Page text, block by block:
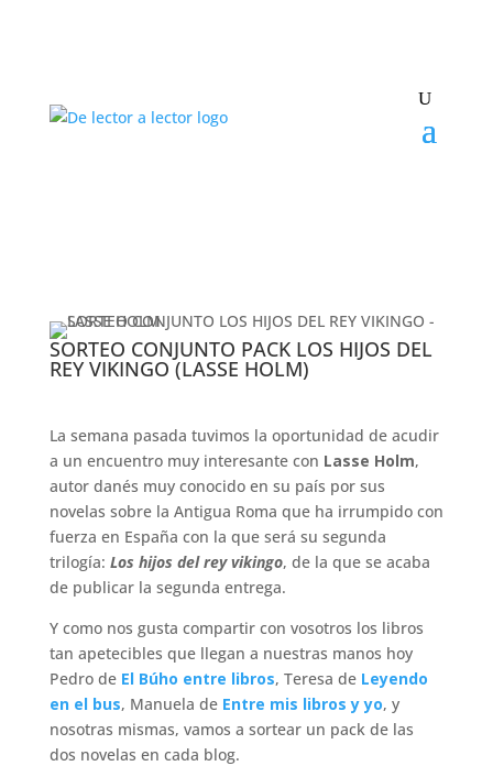
SORTEO CONJUNTO PACK LOS HIJOS DEL
REY VIKINGO (LASSE HOLM)
La semana pasada tuvimos la oportunidad de acudir
a un encuentro muy interesante con Lasse Holm,
autor danés muy conocido en su país por sus
novelas sobre la Antigua Roma que ha irrumpido con
fuerza en España con la que será su segunda
trilogía: Los hijos del rey vikingo, de la que se acaba
de publicar la segunda entrega.
Y como nos gusta compartir con vosotros los libros
tan apetecibles que llegan a nuestras manos hoy
Pedro de El Búho entre libros, Teresa de Leyendo
en el bus, Manuela de Entre mis libros y yo, y
nosotras mismas, vamos a sortear un pack de las
dos novelas en cada blog.